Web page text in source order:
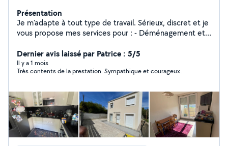
Présentation
Je m'adapte à tout type de travail. Sérieux, discret et je
vous propose mes services pour : - Déménagement et
bain, poussière etc) - Repassage et rangement -
Nettoyage en profondeur si nécessaire J'ai de
l'expérience auprès de particuliers et je m'adapte
à me contacter pour discuter de vos besoins ou
organiser une première rencontre. Merci cordialement.
Breche
Dernier avis laissé par Patrice : 5/5
Il y a 1 mois
Très contents de la prestation. Sympathique et courageux.